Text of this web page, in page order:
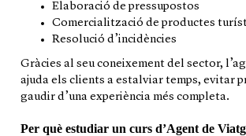
Elaboració de pressupostos
Comercialització de productes
Resolució d’incidències
Gràcies al seu coneixement del sector,
ajuda els clients a estalviar temps, evitar
gaudir d’una experiència més completa.
Per què estudiar un curs d’Agent de